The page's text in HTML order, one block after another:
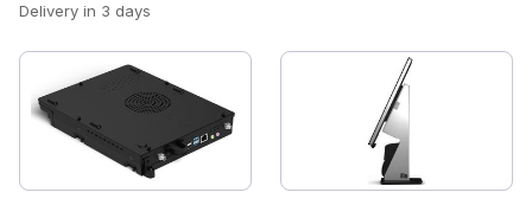
Delivery in 3 days